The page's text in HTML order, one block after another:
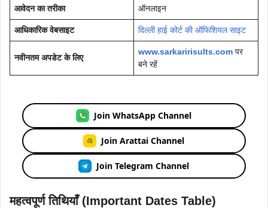
आवेदन का तरीका ऑनलाइन
आधिकारिक वेबसाइट दिल्ली हाई कोर्ट की ऑफिशियल साइट
नवीनतम अपडेट के लिए
www.sarkaririsults.com पर
बने रहें
Join WhatsApp Channel
Join Arattai Channel
Join Telegram Channel
महत्वपूर्ण तिथियाँ (Important Dates Table)